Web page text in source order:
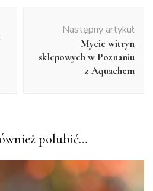
Następny artykuł
Mycie witryn
sklepowych w Poznaniu
z Aquachem
polubić…